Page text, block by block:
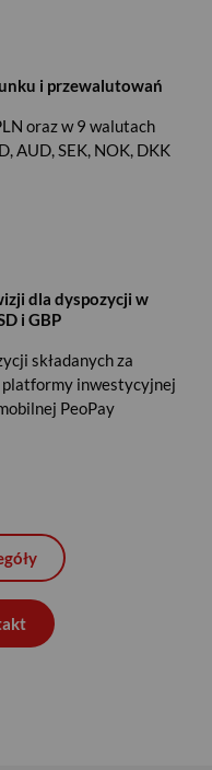
i przewalutowań
oraz w 9 walutach
AUD, SEK, NOK, DKK
dla dyspozycji w
i GBP
składanych za
platformy inwestycyjnej
PeoPay